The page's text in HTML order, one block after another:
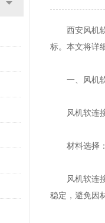
西安风机软
标。本文将详
一、风机软
风机软连接
材料选择
风机软连接
稳定，避免因